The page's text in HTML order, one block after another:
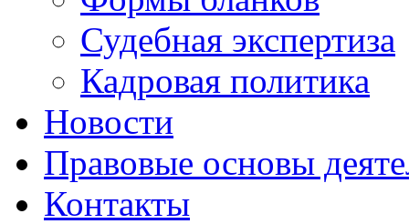
Судебная экспертиза
Кадровая политика
Новости
Правовые основы
Контакты